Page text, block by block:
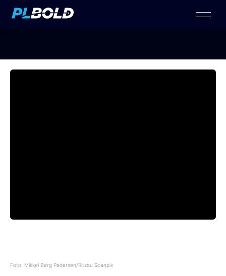
Foto: Mikkel Berg Pedersen/Ritzau Scanpix